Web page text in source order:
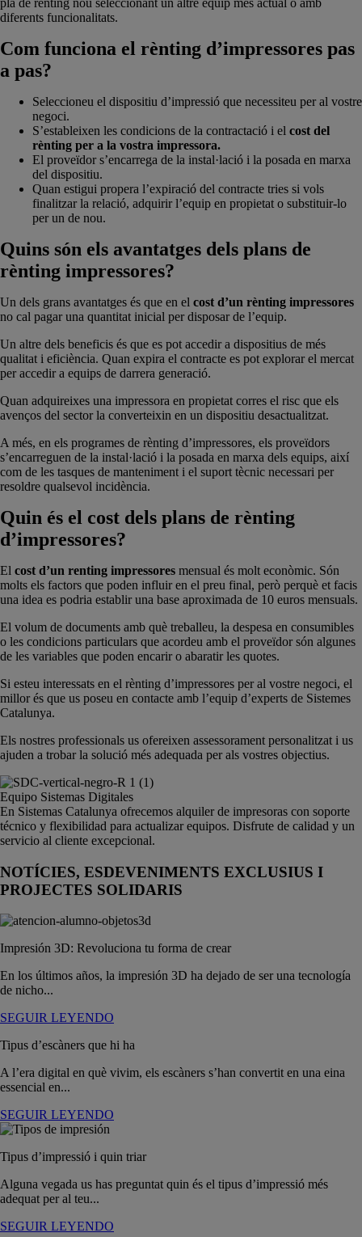
pla de rènting nou seleccionant un altre equip més actual o amb
diferents funcionalitats.
Com funciona el rènting d’impressores pas
a pas?
Seleccioneu el dispositiu d’impressió que necessiteu per al vostre
negoci.
S’estableixen les condicions de la contractació i el cost del
rènting per a la vostra impressora.
El proveïdor s’encarrega de la instal·lació i la posada en marxa
del dispositiu.
Quan estigui propera l’expiració del contracte tries si vols
finalitzar la relació, adquirir l’equip en propietat o substituir-lo
per un de nou.
Quins són els avantatges dels plans de
rènting impressores?
Un dels grans avantatges és que en el cost d’un rènting impressores
no cal pagar una quantitat inicial per disposar de l’equip.
Un altre dels beneficis és que es pot accedir a dispositius de més
qualitat i eficiència. Quan expira el contracte es pot explorar el mercat
per accedir a equips de darrera generació.
Quan adquireixes una impressora en propietat corres el risc que els
avenços del sector la converteixin en un dispositiu desactualitzat.
A més, en els programes de rènting d’impressores, els proveïdors
s’encarreguen de la instal·lació i la posada en marxa dels equips, així
com de les tasques de manteniment i el suport tècnic necessari per
resoldre qualsevol incidència.
Quin és el cost dels plans de rènting
d’impressores?
El cost d’un renting impressores mensual és molt econòmic. Són
molts els factors que poden influir en el preu final, però perquè et facis
una idea es podria establir una base aproximada de 10 euros mensuals.
El volum de documents amb què treballeu, la despesa en consumibles
o les condicions particulars que acordeu amb el proveïdor són algunes
de les variables que poden encarir o abaratir les quotes.
Si esteu interessats en el rènting d’impressores per al vostre negoci, el
millor és que us poseu en contacte amb l’equip d’experts de Sistemes
Catalunya.
Els nostres professionals us ofereixen assessorament personalitzat i us
ajuden a trobar la solució més adequada per als vostres objectius.
Equipo Sistemas Digitales
En Sistemas Catalunya ofrecemos alquiler de impresoras con soporte
técnico y flexibilidad para actualizar equipos. Disfrute de calidad y un
servicio al cliente excepcional.
NOTÍCIES, ESDEVENIMENTS EXCLUSIUS I
PROJECTES SOLIDARIS
Impresión 3D: Revoluciona tu forma de crear
En los últimos años, la impresión 3D ha dejado de ser una tecnología
de nicho...
SEGUIR LEYENDO
Tipus d’escàners que hi ha
A l’era digital en què vivim, els escàners s’han convertit en una eina
essencial en...
SEGUIR LEYENDO
Tipus d’impressió i quin triar
Alguna vegada us has preguntat quin és el tipus d’impressió més
adequat per al teu...
SEGUIR LEYENDO